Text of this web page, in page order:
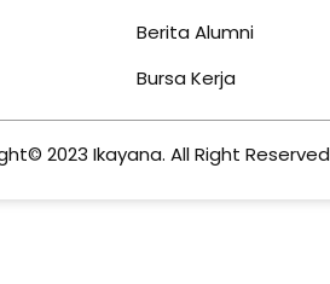
Berita Alumni
Bursa Kerja
2023 Ikayana. All Right Reserved